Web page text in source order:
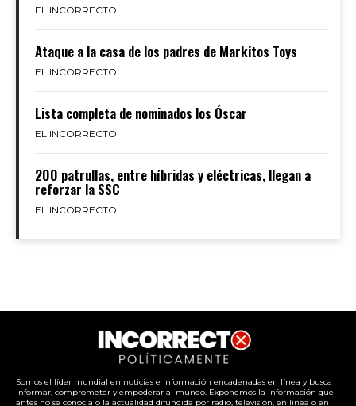
EL INCORRECTO
Ataque a la casa de los padres de Markitos Toys
EL INCORRECTO
Lista completa de nominados los Óscar
EL INCORRECTO
200 patrullas, entre híbridas y eléctricas, llegan a
reforzar la SSC
EL INCORRECTO
Somos el líder mundial en noticias e información encadenadas en línea y busca
informar, comprometer y empoderar al mundo. Exponemos la información que
antes no se conocía o la actualidad difundida por radio, televisión, en línea o en